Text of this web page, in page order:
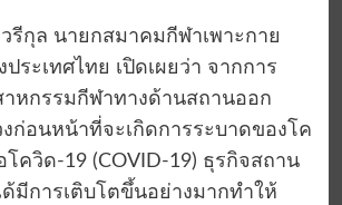
รีกุล นายกสมาคมกีฬาเพาะกาย
ระเทศไทย เปิดเผยว่า จากการ
าหกรรมกีฬาทางด้านสถานออก
ก่อนหน้าที่จะเกิดการระบาดของโค
โควิด-19 (COVID-19) ธุรกิจสถาน
มีการเติบโตขึ้นอย่างมากทำให้